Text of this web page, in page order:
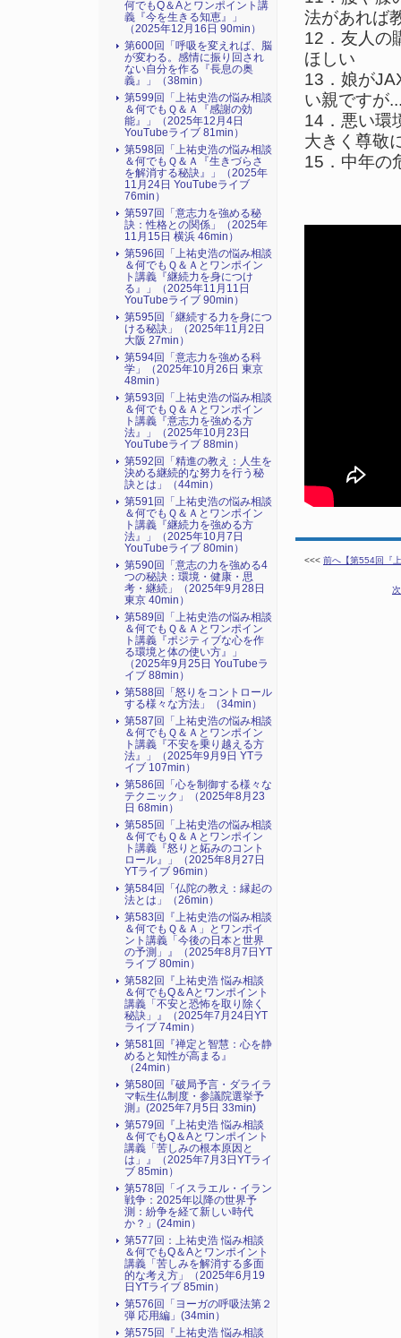
法があれば
12．友人の
ほしい
13．娘が
い親ですが
14．悪い環
大きく尊敬
15．中年の
<<< 前へ【第554回『
何でもQ＆Aとワンポイント講
義『今を生きる知恵』」
（2025年12月16日 90min）
第600回「呼吸を変えれば、脳
が変わる。感情に振り回され
ない自分を作る『長息の奥
義』」（38min）
第599回「上祐史浩の悩み相談
＆何でもＱ＆Ａ『感謝の効
能』」（2025年12月4日
YouTubeライブ 81min）
第598回「上祐史浩の悩み相談
＆何でもＱ＆Ａ『生きづらさ
を解消する秘訣』​」（2025年
11月24日 YouTubeライブ
76min）
第597回「意志力を強める秘
訣：性格との関係」（2025年
11月15日 横浜 46min）
第596回「上祐史浩の悩み相談
＆何でもＱ＆Ａとワンポイン
ト講義『継続力を身につけ
る』​」（2025年11月11日
YouTubeライブ 90min）
第595回「継続する力を身につ
ける秘訣」（2025年11月2日
大阪 27min）
第594回「意志力を強める科
学」（2025年10月26日 東京
48min）
第593回「上祐史浩の悩み相談
＆何でもＱ＆Ａとワンポイン
ト講義『意志力を強める方
法』​」（2025年10月23日
YouTubeライブ 88min）
第592回「精進の教え：人生を
決める継続的な努力を行う秘
訣とは」（44min）
第591回「上祐史浩の悩み相談
＆何でもＱ＆Ａとワンポイン
ト講義『継続力を強める方
法』​」（2025年10月7日
YouTubeライブ 80min）
第590回「意志の力を強める4
つの秘訣：環境・健康・思
考・継続」（2025年9月28日
東京 40min）
第589回「上祐史浩の悩み相談
＆何でもＱ＆Ａとワンポイン
ト講義『ポジティブな心を作
る環境と体の使い方』​」
（2025年9月25日 YouTubeラ
イブ 88min）
第588回「怒りをコントロール
する様々な方法」（34min）
第587回「上祐史浩の悩み相談
＆何でもＱ＆Ａとワンポイン
ト講義『不安を乗り越える方
法』​」（2025年9月9日 YTラ
イブ 107min）
第586回「心を制御する様々な
テクニック」（2025年8月23
日 68min）
第585回「上祐史浩の悩み相談
＆何でもＱ＆Ａとワンポイン
ト講義『怒りと妬みのコント
ロール』​」（2025年8月27日
YTライブ 96min）
第584回「仏陀の教え：縁起の
法とは」（26min）
第583回『上祐史浩の悩み相談
＆何でもＱ＆Ａ」とワンポイ
ント講義「今後の日本と世界
の予測」』（2025年8月7日YT
ライブ 80min）
第582回『上祐史浩 悩み相談
＆何でもQ＆Aとワンポイント
講義「不安と恐怖を取り除く
秘訣」』（2025年7月24日YT
ライブ 74min）
第581回『禅定と智慧：心を静
めると知性が高まる』
（24min）
第580回『破局予言・ダライラ
マ転生仏制度・参議院選挙予
測』(2025年7月5日 33min)
第579回『上祐史浩 悩み相談
＆何でもQ＆Aとワンポイント
講義「苦しみの根本原因と
は」』（2025年7月3日YTライ
ブ 85min）
第578回「イスラエル・イラン
戦争：2025年以降の世界予
測：紛争を経て新しい時代
か？」(24min）
第577回：上祐史浩 悩み相談
＆何でもQ＆Aとワンポイント
講義「苦しみを解消する多面
的な考え方」（2025年6月19
日YTライブ 85min）
第576回「ヨーガの呼吸法第２
弾 応用編」(34min）
第575回『上祐史浩 悩み相談